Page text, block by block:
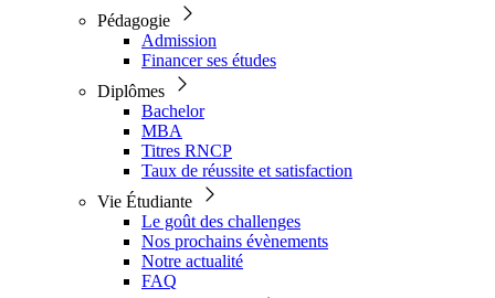
Pédagogie
Admission
Financer ses études
Diplômes
Bachelor
MBA
Titres RNCP
Taux de réussite et satisfaction
Vie Étudiante
Le goût des challenges
Nos prochains évènements
Notre actualité
FAQ